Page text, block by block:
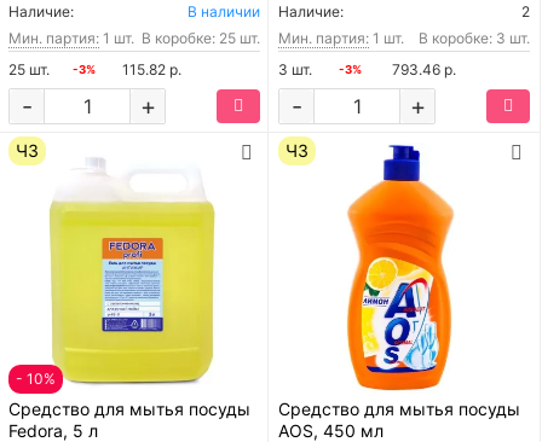
Наличие:
В наличии
Мин. партия: 1 шт. В коробке: 25 шт.
25 шт.
-3% 115.82 р.
+
-
Наличие:
2
Мин. партия: 1 шт.
В коробке: 3 шт.
3 шт.
-3% 793.46 р.
+
-
ЧЗ
- 10%
Средство для мытья посуды
Fedora, 5 л
ЧЗ
Средство для мытья посуды
AOS, 450 мл